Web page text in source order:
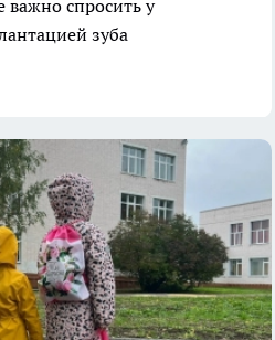
важно спросить у
зуба